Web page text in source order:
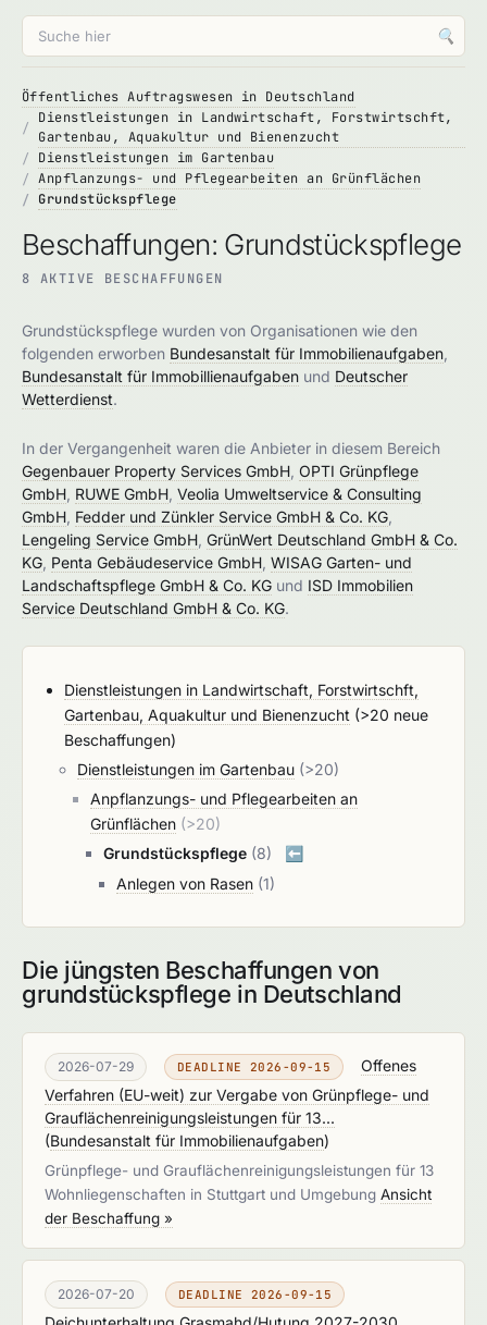
🔍
Öffentliches Auftragswesen in Deutschland
Dienstleistungen in Landwirtschaft, Forstwirtschft,
Gartenbau, Aquakultur und Bienenzucht
Dienstleistungen im Gartenbau
Anpflanzungs- und Pflegearbeiten an Grünflächen
Grundstückspflege
Beschaffungen: Grundstückspflege
8 AKTIVE BESCHAFFUNGEN
Grundstückspflege wurden von Organisationen wie den
folgenden erworben Bundesanstalt für Immobilienaufgaben
Bundesanstalt für Immobillienaufgaben und Deutscher
Wetterdienst.
In der Vergangenheit waren die Anbieter in diesem Bereich
Gegenbauer Property Services GmbH OPTI Grünpflege
GmbH RUWE GmbH Veolia Umweltservice & Consulting
GmbH Fedder und Zünkler Service GmbH & Co. KG
Lengeling Service GmbH GrünWert Deutschland GmbH & Co.
KG Penta Gebäudeservice GmbH WISAG Garten- und
Landschaftspflege GmbH & Co. KG und ISD Immobilien
Service Deutschland GmbH & Co. KG.
Dienstleistungen in Landwirtschaft, Forstwirtschft,
Gartenbau, Aquakultur und Bienenzucht (>20 neue
Beschaffungen)
Dienstleistungen im Gartenbau (>20)
Anpflanzungs- und Pflegearbeiten an
Grünflächen (>20)
Grundstückspflege (8) ⬅️
Anlegen von Rasen (1)
Die jüngsten Beschaffungen von
grundstückspflege in Deutschland
2026-07-29 DEADLINE 2026-09-15
Offenes
Verfahren (EU-weit) zur Vergabe von Grünpflege- und
Grauflächenreinigungsleistungen für 13...
(Bundesanstalt für Immobilienaufgaben)
Grünpflege- und Grauflächenreinigungsleistungen für 13
Wohnliegenschaften in Stuttgart und Umgebung Ansicht
der Beschaffung »
2026-07-20 DEADLINE 2026-09-15